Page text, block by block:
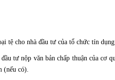
tệ cho nhà đầu tư của tổ chức tín
tư nộp văn bản chấp thuận của cơ
(nếu có).